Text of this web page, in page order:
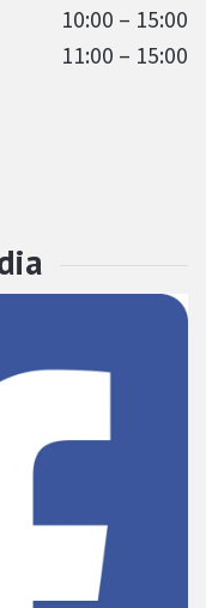
10:00 – 15:00
11:00 – 15:00